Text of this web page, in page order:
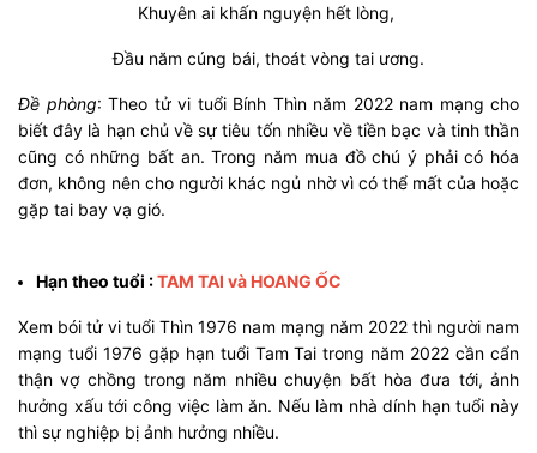
Khuyên ai khấn nguyện hết lòng,
Đầu năm cúng bái, thoát vòng tai ương.
Đề phòng: Theo tử vi tuổi Bính Thìn năm 2022 nam mạng cho
biết đây là hạn chủ về sự tiêu tốn nhiều về tiền bạc và tinh thần
cũng có những bất an. Trong năm mua đồ chú ý phải có hóa
đơn, không nên cho người khác ngủ nhờ vì có thể mất của hoặc
gặp tai bay vạ gió.
Hạn theo tuổi :TAM TAI và HOANG ỐC
Xem bói tử vi tuổi Thìn 1976 nam mạng năm 2022 thì người nam
mạng tuổi 1976 gặp hạn tuổi Tam Tai trong năm 2022 cần cẩn
thận vợ chồng trong năm nhiều chuyện bất hòa đưa tới, ảnh
hưởng xấu tới công việc làm ăn. Nếu làm nhà dính hạn tuổi này
thì sự nghiệp bị ảnh hưởng nhiều.